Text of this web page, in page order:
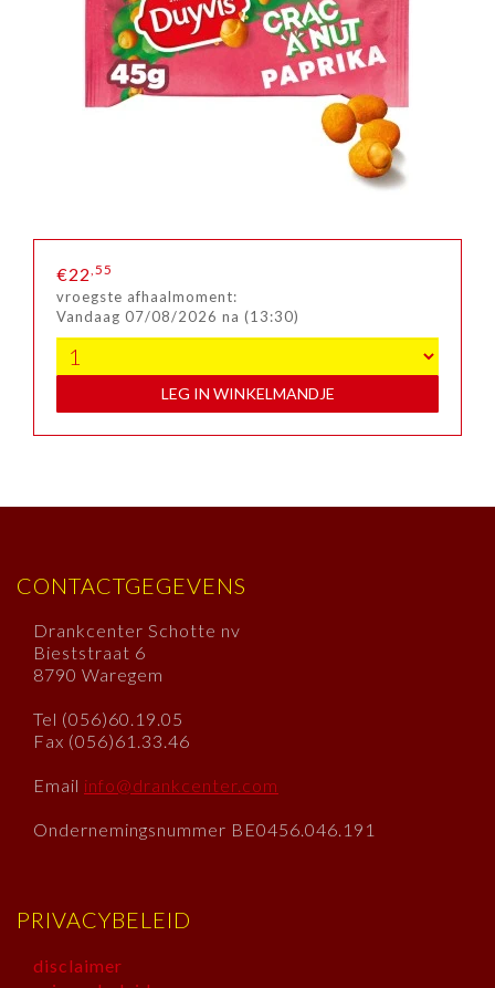
€22,55
vroegste afhaalmoment:
Vandaag 07/08/2026 na (13:30)
LEG IN WINKELMANDJE
CONTACTGEGEVENS
Drankcenter Schotte nv
Bieststraat 6
8790 Waregem
Tel (056)60.19.05
Fax (056)61.33.46
Email info@drankcenter.com
Ondernemingsnummer BE0456.046.191
PRIVACYBELEID
disclaimer